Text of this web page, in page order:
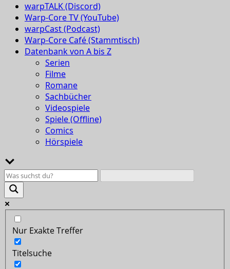
warpTALK (Discord)
Warp-Core TV (YouTube)
warpCast (Podcast)
Warp-Core Café (Stammtisch)
Datenbank von A bis Z
Serien
Filme
Romane
Sachbücher
Videospiele
Spiele (Offline)
Comics
Hörspiele
Nur Exakte Treffer
Titelsuche